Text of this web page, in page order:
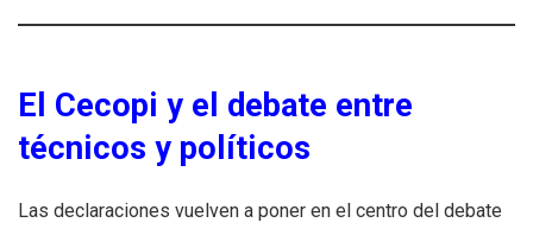
El Cecopi y el debate entre
técnicos y políticos
Las declaraciones vuelven a poner en el centro del debate